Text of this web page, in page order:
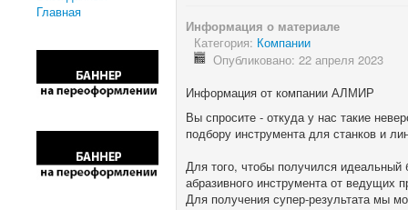
Главная
Информация о материале
Категория: Компании
Опубликовано: 22 апреля 2023
Информация от компании АЛМИР
Вы спросите - откуда у нас такие
подбору инструмента для станков и
Для того, чтобы получился идеальный
абразивного инструмента от ведущих
Для получения супер-результата мы